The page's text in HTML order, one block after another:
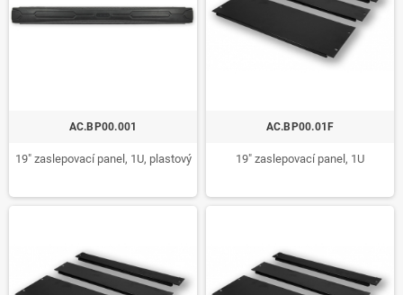
AC.BP00.001
19" zaslepovací panel, 1U, plastový
AC.BP00.01F
19" zaslepovací panel, 1U